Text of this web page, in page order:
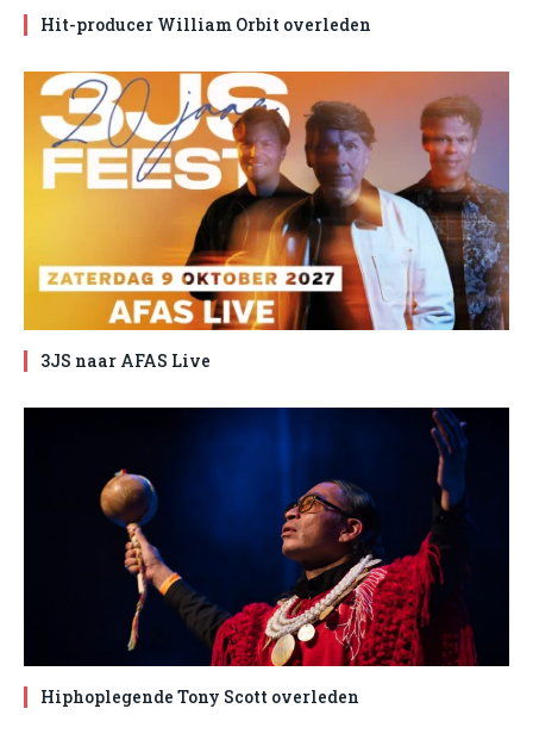
Hit-producer William Orbit overleden
3JS naar AFAS Live
Hiphoplegende Tony Scott overleden